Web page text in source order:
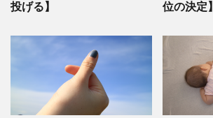
投げる】
位の決定】